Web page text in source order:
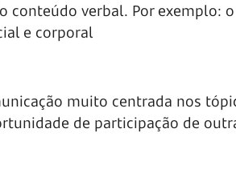
conteúdo verbal. Por exemplo:
e corporal
muito centrada nos
de participação de